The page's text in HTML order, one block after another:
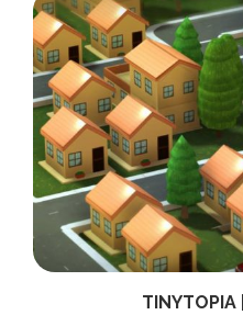
TINYTOPIA